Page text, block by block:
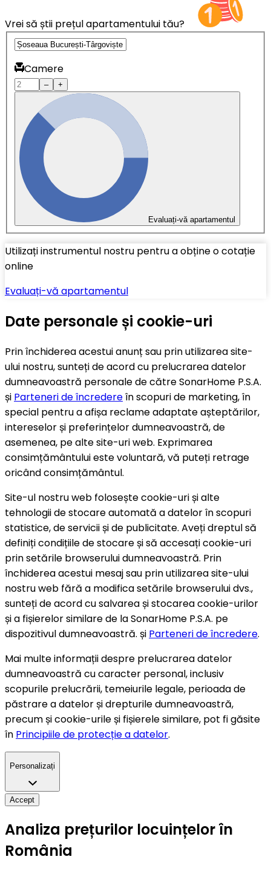
Vrei să știi prețul apartamentului tău?
Camere
– +
Evaluați-vă apartamentul
Utilizați instrumentul nostru pentru a obține o cotație
online
Evaluați-vă apartamentul
Date personale și cookie-uri
Prin închiderea acestui anunț sau prin utilizarea site-
ului nostru, sunteți de acord cu prelucrarea datelor
dumneavoastră personale de către SonarHome P.S.A.
și Parteneri de încredereîn scopuri de marketing, în
special pentru a afișa reclame adaptate așteptărilor,
intereselor și preferințelor dumneavoastră, de
asemenea, pe alte site-uri web. Exprimarea
consimțământului este voluntară, vă puteți retrage
oricând consimțământul.
Site-ul nostru web folosește cookie-uri și alte
tehnologii de stocare automată a datelor în scopuri
statistice, de servicii și de publicitate. Aveți dreptul să
definiți condițiile de stocare și să accesați cookie-uri
prin setările browserului dumneavoastră. Prin
închiderea acestui mesaj sau prin utilizarea site-ului
nostru web fără a modifica setările browserului dvs.,
sunteți de acord cu salvarea și stocarea cookie-urilor
și a fișierelor similare de la SonarHome P.S.A. pe
dispozitivul dumneavoastră. și Parteneri de încredere.
Mai multe informații despre prelucrarea datelor
dumneavoastră cu caracter personal, inclusiv
scopurile prelucrării, temeiurile legale, perioada de
păstrare a datelor și drepturile dumneavoastră,
precum și cookie-urile și fișierele similare, pot fi găsite
în Principiile de protecție a datelor.
Personalizați
Accept
Analiza prețurilor locuințelor în
România